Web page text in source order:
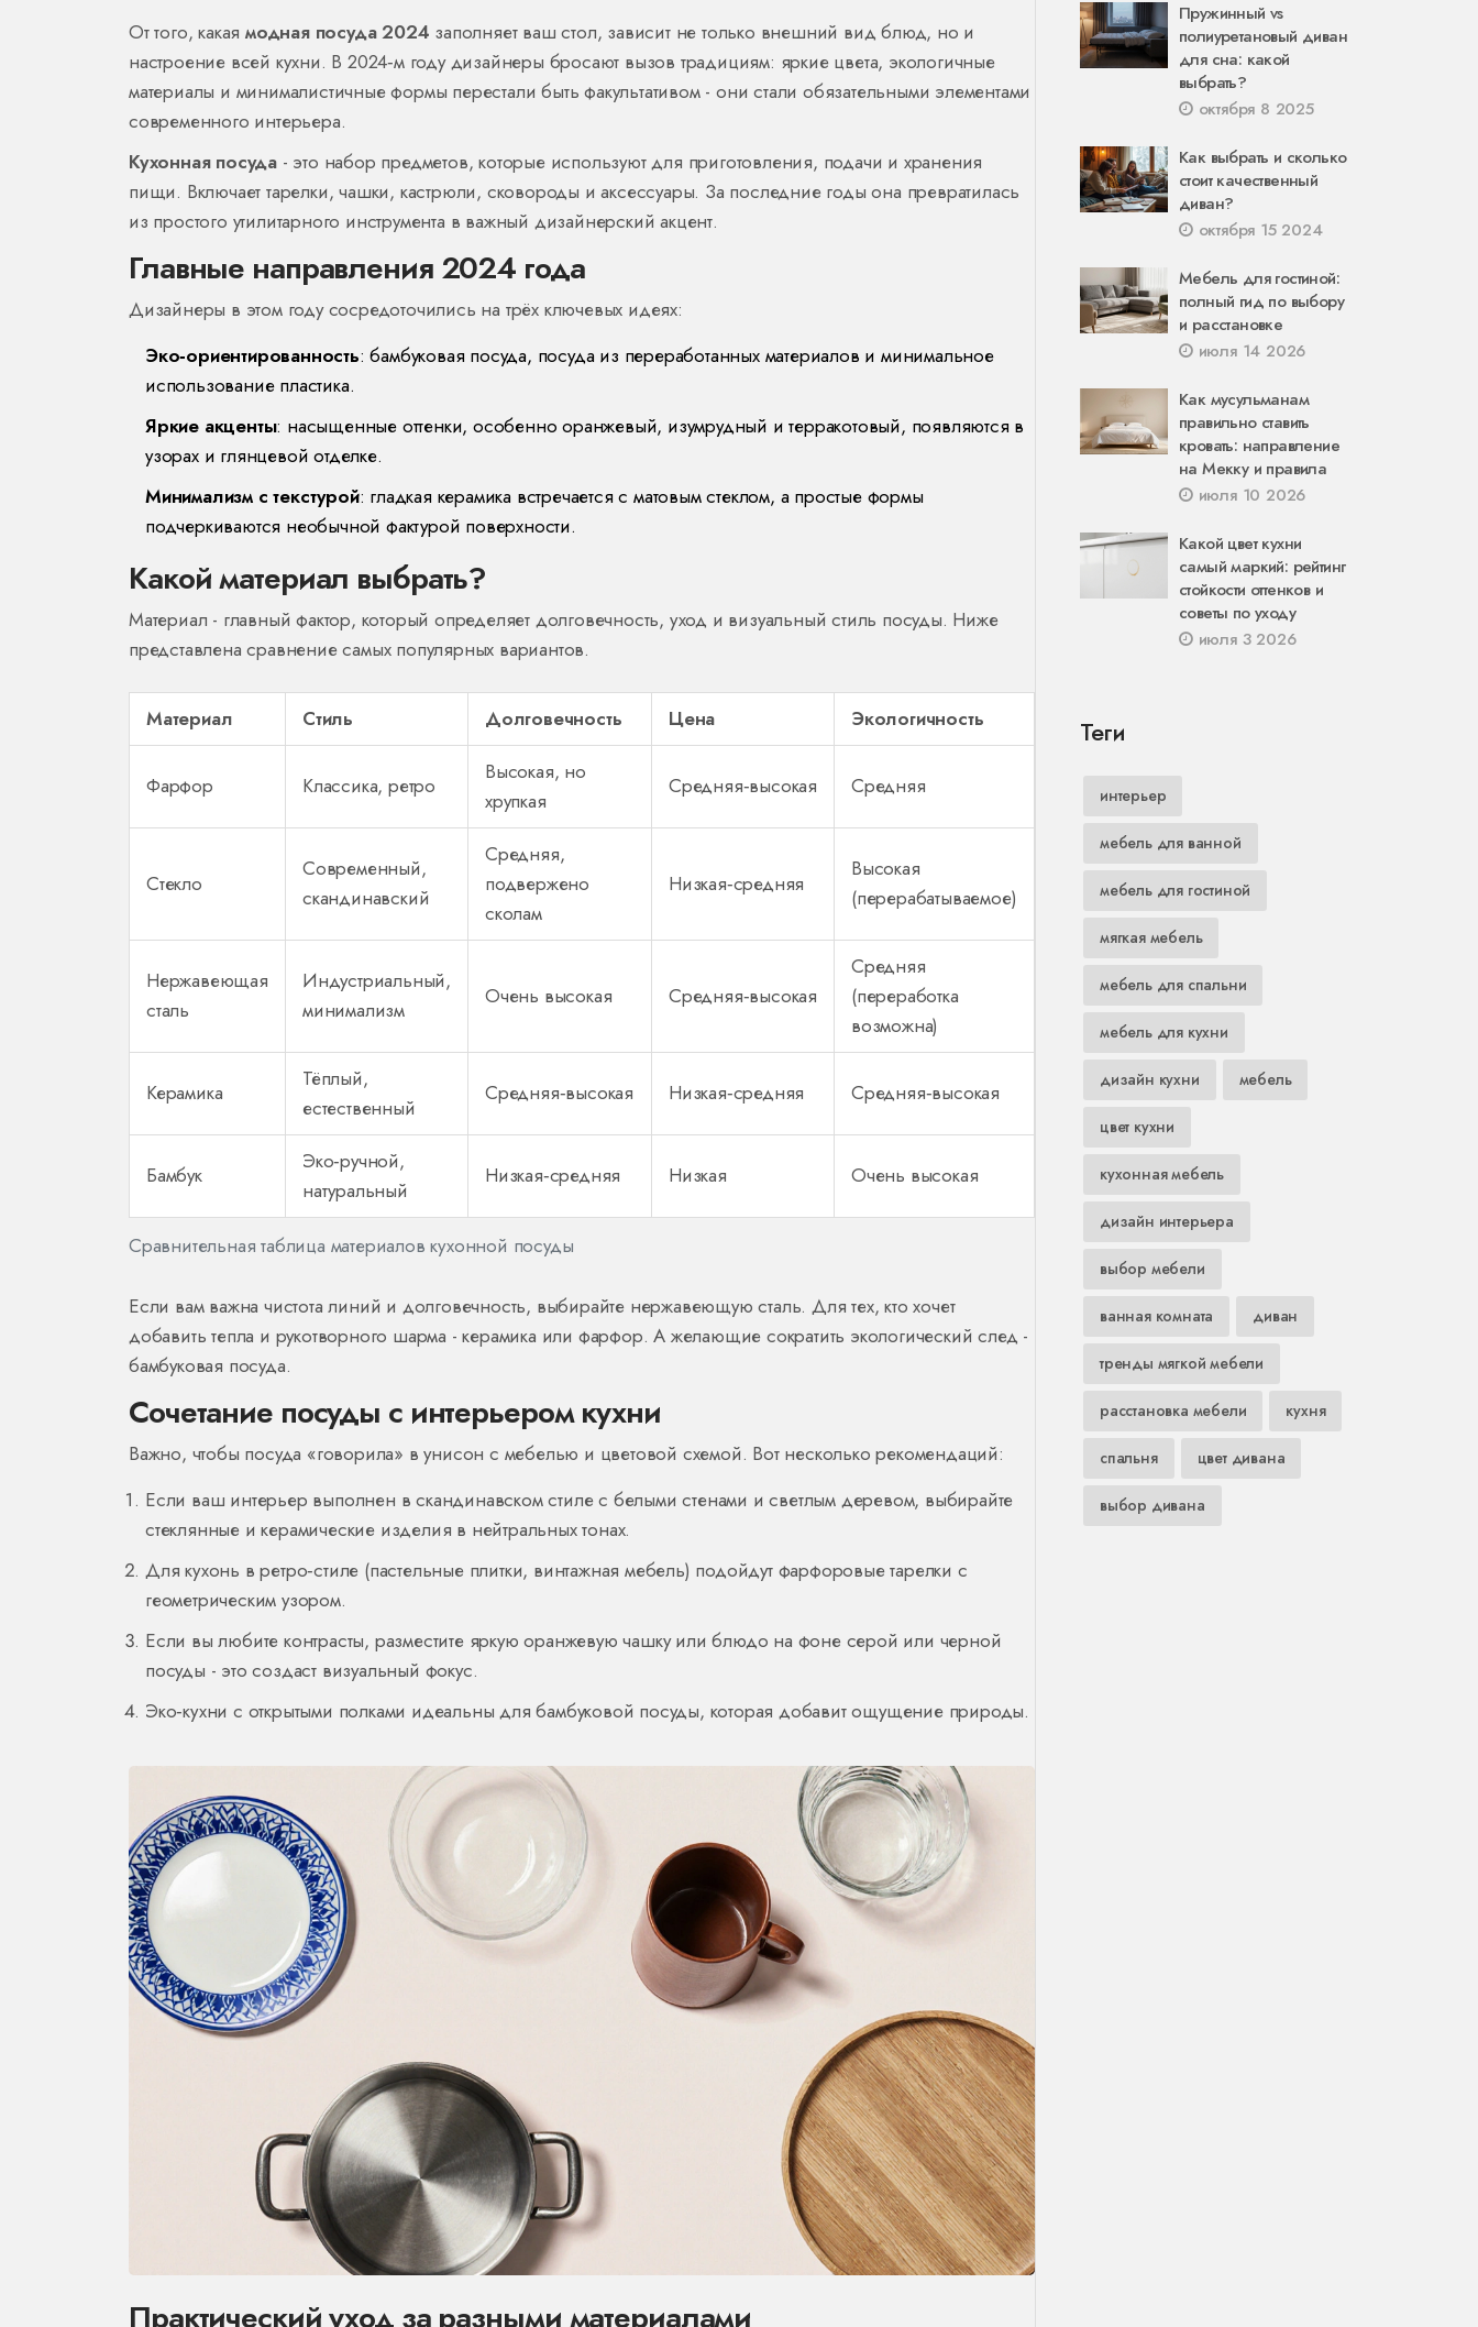
От того, какаямодная посуда 2024 заполняет ваш стол, зависит не только внешний вид блюд, но и
настроение всей кухни. В 2024‑м году дизайнеры бросают вызов традициям: яркие цвета, экологичные
материалы и минималистичные формы перестали быть факультативом - они стали обязательными элементами
современного интерьера.
Кухонная посуда - это набор предметов, которые используют для приготовления, подачи и хранения
пищи. Включает тарелки, чашки, кастрюли, сковороды и аксессуары. За последние годы она превратилась
из простого утилитарного инструмента в важный дизайнерский акцент.
Главные направления 2024 года
Дизайнеры в этом году сосредоточились на трёх ключевых идеях:
Эко‑ориентированность: бамбуковая посуда, посуда из переработанных материалов и минимальное
использование пластика.
Яркие акценты: насыщенные оттенки, особенно оранжевый, изумрудный и терракотовый, появляются в
узорах и глянцевой отделке.
Минимализм с текстурой: гладкая керамика встречается с матовым стеклом, а простые формы
подчеркиваются необычной фактурой поверхности.
Какой материал выбрать?
Материал - главный фактор, который определяет долговечность, уход и визуальный стиль посуды. Ниже
представлена сравнение самых популярных вариантов.
Сравнительная таблица материалов кухонной посуды
Материал Стиль Долговечность Цена Экологичность
Фарфор Классика, ретро
Высокая, но
хрупкая
Средняя‑высокая Средняя
Стекло
Современный,
скандинавский
Средняя,
подвержено
сколам
Низкая‑средняя
Высокая
(перерабатываемое)
Нержавеющая
сталь
Индустриальный,
минимализм
Очень высокая Средняя‑высокая
Средняя
(переработка
возможна)
Керамика
Тёплый,
естественный
Средняя‑высокая Низкая‑средняя Средняя‑высокая
Бамбук
Эко‑ручной,
натуральный
Низкая‑средняя Низкая Очень высокая
Если вам важна чистота линий и долговечность, выбирайте нержавеющую сталь. Для тех, кто хочет
добавить тепла и рукотворного шарма - керамика или фарфор. А желающие сократить экологический след -
бамбуковая посуда.
Сочетание посуды с интерьером кухни
Важно, чтобы посуда «говорила» в унисон с мебелью и цветовой схемой. Вот несколько рекомендаций:
Если ваш интерьер выполнен в скандинавском стиле с белыми стенами и светлым деревом, выбирайте
стеклянные и керамические изделия в нейтральных тонах.
Для кухонь в ретро‑стиле (пастельные плитки, винтажная мебель) подойдут фарфоровые тарелки с
геометрическим узором.
Если вы любите контрасты, разместите яркую оранжевую чашку или блюдо на фоне серой или черной
посуды - это создаст визуальный фокус.
Эко‑кухни с открытыми полками идеальны для бамбуковой посуды, которая добавит ощущение природы.
Практический уход за разными материалами
Пружинный vs
полиуретановый диван
для сна: какой
выбрать?
октября 8 2025
Как выбрать и сколько
стоит качественный
диван?
октября 15 2024
Мебель для гостиной:
полный гид по выбору
и расстановке
июля 14 2026
Как мусульманам
правильно ставить
кровать: направление
на Мекку и правила
июля 10 2026
Какой цвет кухни
самый маркий: рейтинг
стойкости оттенков и
советы по уходу
июля 3 2026
Теги
интерьер
мебель для ванной
мебель для гостиной
мягкая мебель
мебель для спальни
мебель для кухни
дизайн кухни мебель
цвет кухни
кухонная мебель
дизайн интерьера
выбор мебели
ванная комната диван
тренды мягкой мебели
расстановка мебели кухня
спальня цвет дивана
выбор дивана